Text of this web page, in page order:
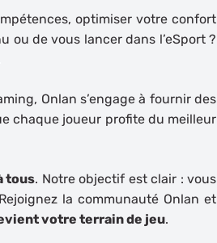
optimiser votre confort
ou de vous lancer dans l’eSport ?
Onlan s’engage à fournir des
chaque joueur profite du meilleur
tous. Notre objectif est clair : vous
la communauté Onlan et
votre terrain de jeu.